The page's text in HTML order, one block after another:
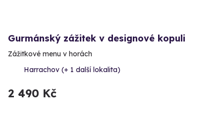
Gurmánský zážitek v designové kopuli
Zážitkové menu v horách
Harrachov (+ 1 další lokalita)
2 490 Kč